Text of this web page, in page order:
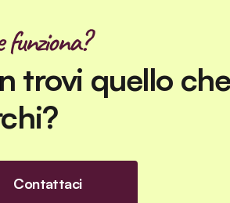
funziona?
trovi quello che
Contattaci